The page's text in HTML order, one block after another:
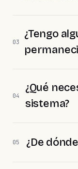
03
¿Tengo
04
¿Qué
sistema?
05 ¿De